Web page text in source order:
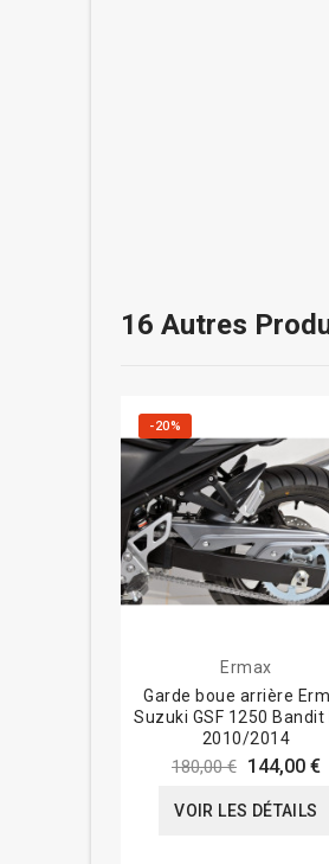
16 Autres
-20%
Ermax
Garde boue arrière
Suzuki GSF 1250 Bandit
2010/2014
180,00 € 144,00 €
VOIR LES DÉTAILS